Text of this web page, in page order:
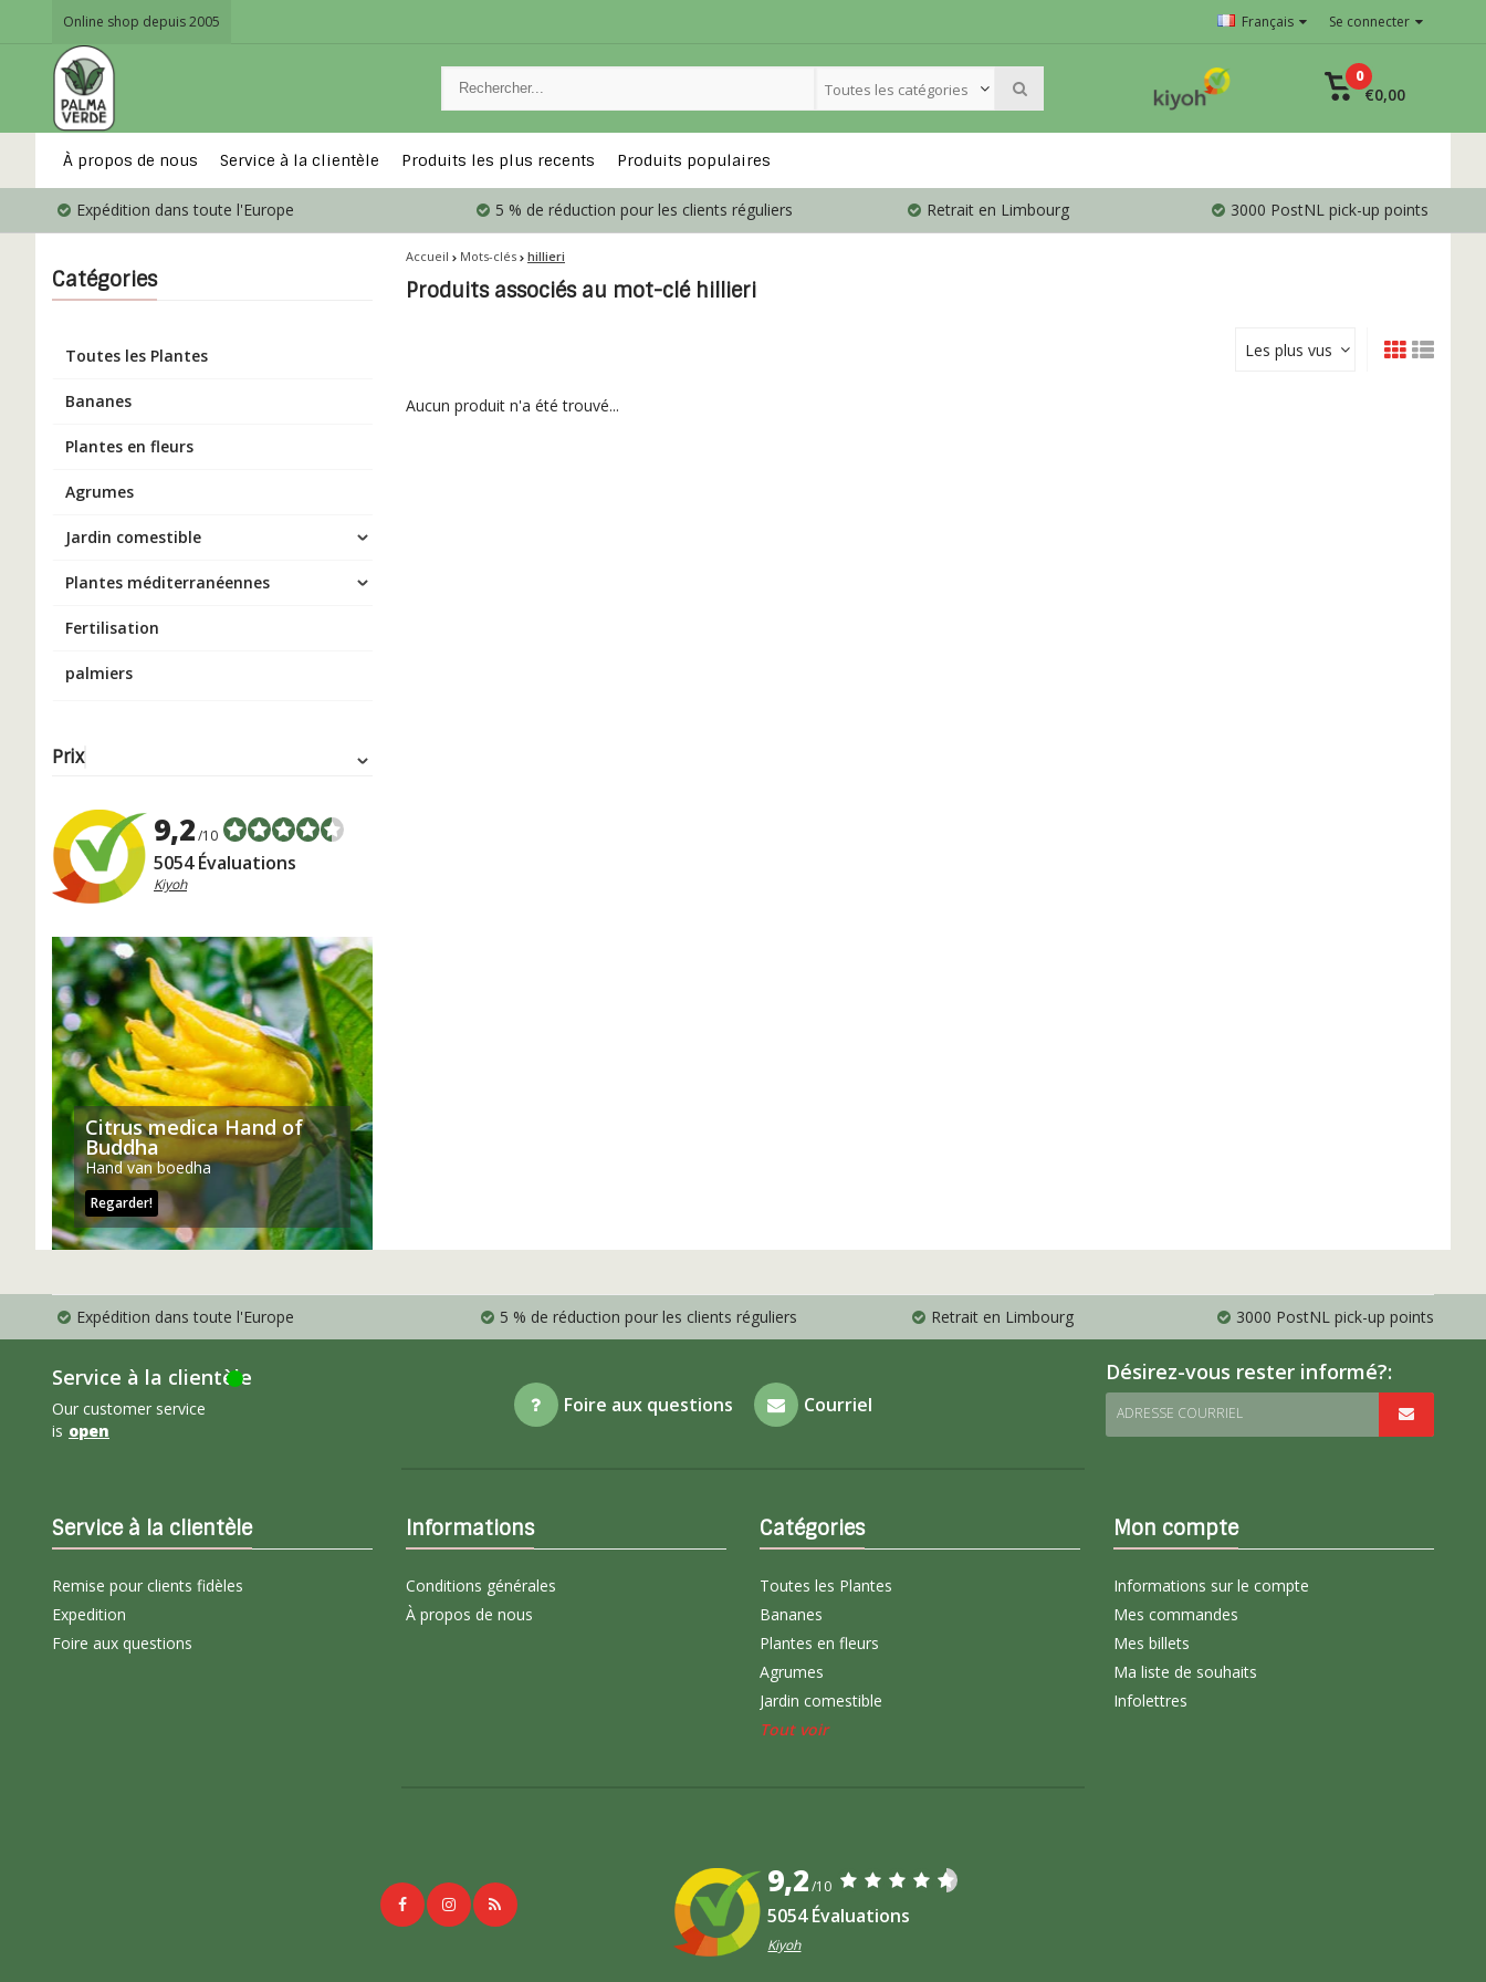
Online shop depuis 2005 Français Se connecter
Toutes les catégories
0
€0,00
À propos de nous Service à la clientèle Produits les plus recents Produits populaires
Expédition dans toute l'Europe 5 % de réduction pour les clients réguliers Retrait en Limbourg 3000 PostNL pick-up points
Catégories
Toutes les Plantes
Bananes
Plantes en fleurs
Agrumes
Jardin comestible
Plantes méditerranéennes
Fertilisation
palmiers
Prix
9,2/10
5054 Évaluations
Kiyoh
Citrus medica Hand of
Buddha
Hand van boedha
Regarder!
Accueil Mots-clés hillieri
Produits associés au mot-clé hillieri
Les plus vus
Aucun produit n'a été trouvé...
Expédition dans toute l'Europe 5 % de réduction pour les clients réguliers Retrait en Limbourg 3000 PostNL pick-up points
Service à la clientèle
Our customer service
is open
Foire aux questions Courriel
Désirez-vous rester informé?:
ADRESSE COURRIEL
Service à la clientèle
Remise pour clients fidèles
Expedition
Foire aux questions
Informations
Conditions générales
À propos de nous
Catégories
Toutes les Plantes
Bananes
Plantes en fleurs
Agrumes
Jardin comestible
Tout voir
Mon compte
Informations sur le compte
Mes commandes
Mes billets
Ma liste de souhaits
Infolettres
9,2 /10
5054 Évaluations
Kiyoh